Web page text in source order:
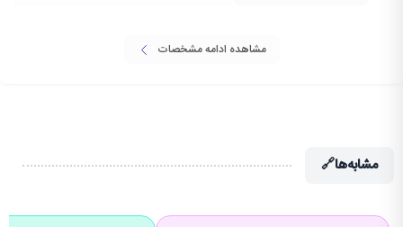
مشاهده ادامه مشخصات
مشابه‌ها🔗